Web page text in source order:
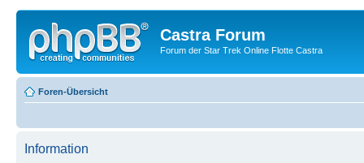
Castra Forum
Forum der Star Trek Online Flotte Castra
Foren-Übersicht
Information